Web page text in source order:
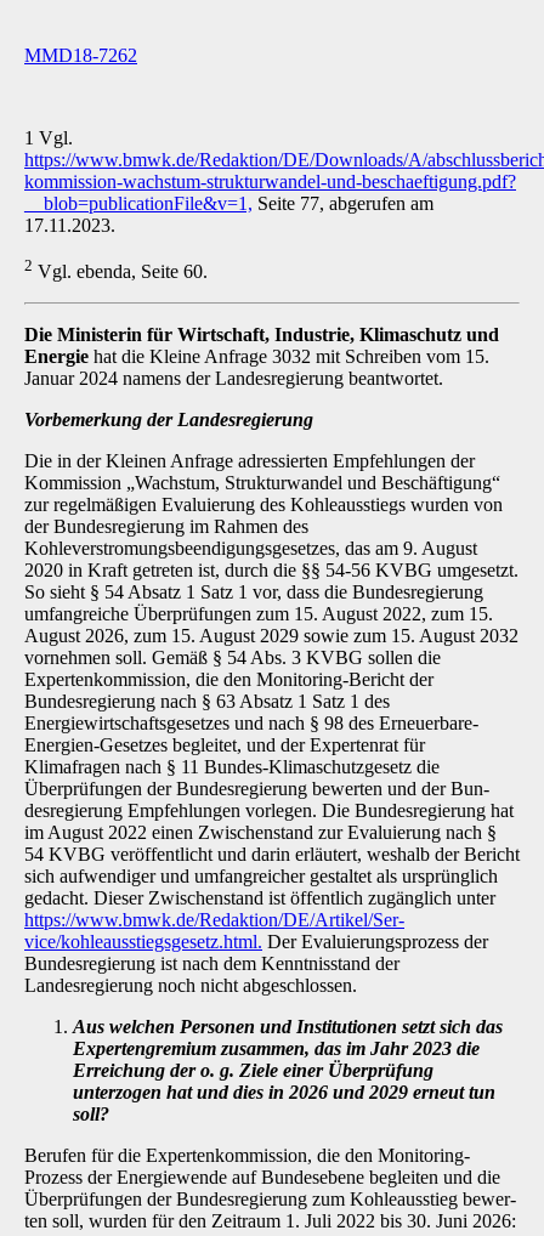
MMD18-7262
1 Vgl.
https://www.bmwk.de/Redaktion/DE/Downloads/A/
kommission-wachstum-strukturwandel-und-beschaeftigung.pdf?
__blob=publicationFile&v=1, Seite 77, abgerufen am
17.11.2023.
2 Vgl. ebenda, Seite 60.
Die Ministerin für Wirtschaft, Industrie, Klimaschutz und
Energie hat die Kleine Anfrage 3032 mit Schreiben vom 15.
Januar 2024 namens der Landesregierung beantwortet.
Vorbemerkung der Landesregierung
Die in der Kleinen Anfrage adressierten Empfehlungen der
Kommission „Wachstum, Struktur­wandel und Beschäftigung“
zur regelmäßigen Evaluierung des Kohleausstiegs wurden von
der Bundesregierung im Rahmen des
Kohleverstromungsbeendigungsgesetzes, das am 9. Au­gust
2020 in Kraft getreten ist, durch die §§ 54-56 KVBG umgesetzt.
So sieht § 54 Absatz 1 Satz 1 vor, dass die Bundesregierung
umfangreiche Überprüfungen zum 15. August 2022, zum 15.
August 2026, zum 15. August 2029 sowie zum 15. August 2032
vornehmen soll. Gemäß § 54 Abs. 3 KVBG sollen die
Expertenkommission, die den Monitoring-Bericht der
Bundesregierung nach § 63 Absatz 1 Satz 1 des
Energiewirtschaftsgesetzes und nach § 98 des Erneuerbare-
Energien-Gesetzes begleitet, und der Expertenrat für
Klimafragen nach § 11 Bundes-Klimaschutzgesetz die
Überprüfungen der Bundesregierung bewerten und der Bun­
desregierung Empfehlungen vorlegen. Die Bundesregierung hat
im August 2022 einen Zwi­schenstand zur Evaluierung nach §
54 KVBG veröffentlicht und darin erläutert, weshalb der Bericht
sich aufwendiger und umfangreicher gestaltet als ursprünglich
gedacht. Dieser Zwi­schenstand ist öffentlich zugänglich unter
https://www.bmwk.de/Redaktion/DE/Artikel/Ser-
vice/kohleausstiegsgesetz.html. Der Evaluierungsprozess der
Bundesregierung ist nach dem Kenntnisstand der
Landesregierung noch nicht abgeschlossen.
Aus welchen Personen und Institutionen setzt sich das
Expertengremium zusam­men, das im Jahr 2023 die
Erreichung der o. g. Ziele einer Überprüfung
unterzogen hat und dies in 2026 und 2029 erneut tun
soll?
Berufen für die Expertenkommission, die den Monitoring-
Prozess der Energiewende auf Bun­desebene begleiten und die
Überprüfungen der Bundesregierung zum Kohleausstieg bewer­
ten soll, wurden für den Zeitraum 1. Juli 2022 bis 30. Juni 2026: